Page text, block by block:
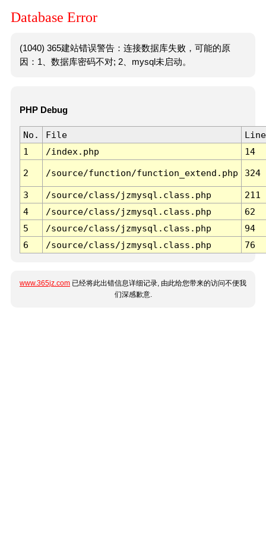
Database Error
(1040) 365建站错误警告：连接数据库失败，可能的原
因：1、数据库密码不对; 2、mysql未启动。
PHP Debug
No. File
Line
1
/index.php 14
2 /source/function/function_extend.php 324
3 /source/class/jzmysql.class.php
211
4
/source/class/jzmysql.class.php
62
5
/source/class/jzmysql.class.php
94
6
/source/class/jzmysql.class.php 76
www.365jz.com 已经将此出错信息详细记录, 由此给您带来的访问不便我
们深感歉意.